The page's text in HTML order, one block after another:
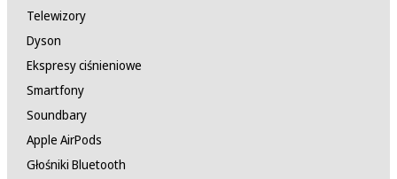
Telewizory
Dyson
Ekspresy ciśnieniowe
Smartfony
Soundbary
Apple AirPods
Głośniki Bluetooth